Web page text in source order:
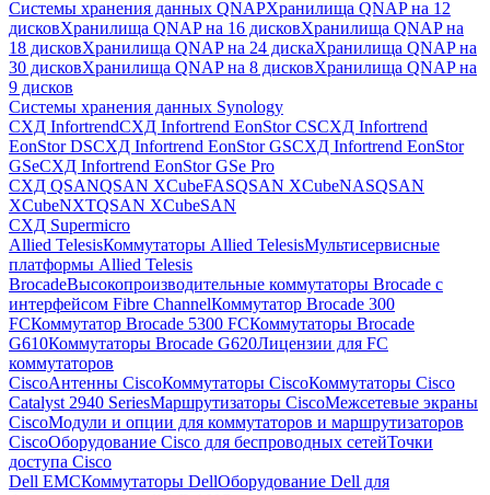
Системы хранения данных QNAPХранилища QNAP на 12
дисковХранилища QNAP на 16 дисковХранилища QNAP на
18 дисковХранилища QNAP на 24 дискаХранилища QNAP на
30 дисковХранилища QNAP на 8 дисковХранилища QNAP на
9 дисков
Системы хранения данных Synology
СХД InfortrendСХД Infortrend EonStor CSСХД Infortrend
EonStor DSСХД Infortrend EonStor GSСХД Infortrend EonStor
GSeСХД Infortrend EonStor GSe Pro
СХД QSANQSAN XCubeFASQSAN XCubeNASQSAN
XCubeNXTQSAN XCubeSAN
СХД Supermicro
Allied TelesisКоммутаторы Allied TelesisМультисервисные
платформы Allied Telesis
BrocadeВысокопроизводительные коммутаторы Brocade с
интерфейсом Fibre ChannelКоммутатор Brocade 300
FCКоммутатор Brocade 5300 FCКоммутаторы Brocade
G610Коммутаторы Brocade G620Лицензии для FC
коммутаторов
CiscoАнтенны CiscoКоммутаторы CiscoКоммутаторы Cisco
Catalyst 2940 SeriesМаршрутизаторы CiscoМежсетевые экраны
CiscoМодули и опции для коммутаторов и маршрутизаторов
CiscoОборудование Cisco для беспроводных сетейТочки
доступа Cisco
Dell EMCКоммутаторы DellОборудование Dell для